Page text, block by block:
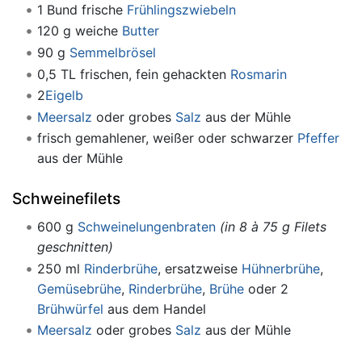
1 Bund frische Frühlingszwiebeln
120 g weiche Butter
90 g Semmelbrösel
0,5 TL frischen, fein gehackten Rosmarin
2Eigelb
Meersalz oder grobes Salz aus der Mühle
frisch gemahlener, weißer oder schwarzer Pfeffer
aus der Mühle
Schweinefilets
600 g Schweinelungenbraten (in 8 à 75 g Filets
geschnitten)
250 ml Rinderbrühe, ersatzweise Hühnerbrühe,
Gemüsebrühe, Rinderbrühe, Brüheoder 2
Brühwürfel aus dem Handel
Meersalz oder grobes Salz aus der Mühle